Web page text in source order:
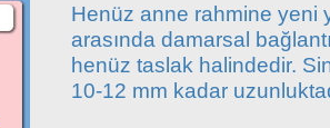
Henüz anne rahmine yeni
arasında damarsal
henüz taslak halindedir.
10-12 mm kadar